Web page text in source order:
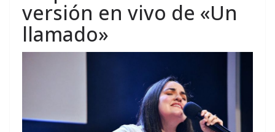
versión en vivo de «Un
llamado»